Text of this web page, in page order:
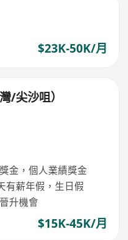
$23K-50K/月
/尖沙咀）
金，個人業績獎金
有薪年假，生日假
升機會
$15K-45K/月